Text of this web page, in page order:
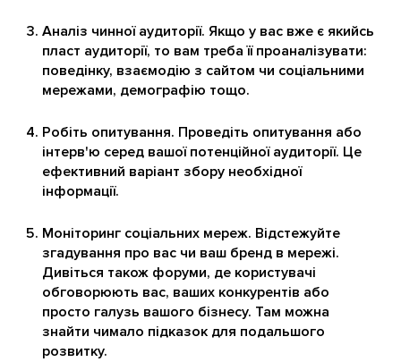
Аналіз чинної аудиторії. Якщо у вас вже є якийсь
пласт аудиторії, то вам треба її проаналізувати:
поведінку, взаємодію з сайтом чи соціальними
мережами, демографію тощо.
Робіть опитування. Проведіть опитування або
інтерв'ю серед вашої потенційної аудиторії. Це
ефективний варіант збору необхідної
інформації.
Моніторинг соціальних мереж. Відстежуйте
згадування про вас чи ваш бренд в мережі.
Дивіться також форуми, де користувачі
обговорюють вас, ваших конкурентів або
просто галузь вашого бізнесу. Там можна
знайти чимало підказок для подальшого
розвитку.